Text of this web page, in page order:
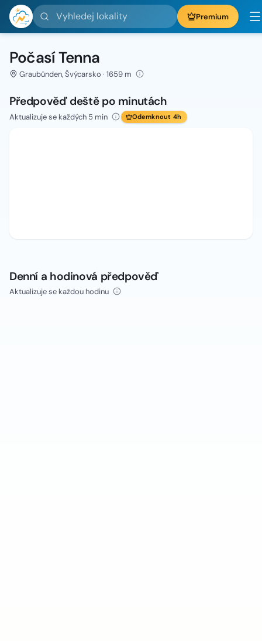
Vyhledej lokality Premium
Počasí Tenna
Graubünden, Švýcarsko · 1659 m
Předpověď deště po minutách
Aktualizuje se každých 5 min Odemknout 4h
Denní a hodinová předpověď
Aktualizuje se každou hodinu